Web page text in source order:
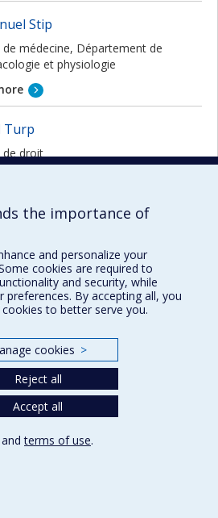
Stip
de médecine, Département de
et physiologie
Turp
de droit
médecine, Département de
the importance of
and personalize your
cookies are required to
and security, while
By accepting all, you
to better serve you.
cookies >
Reject all
Accept all
andterms of use.